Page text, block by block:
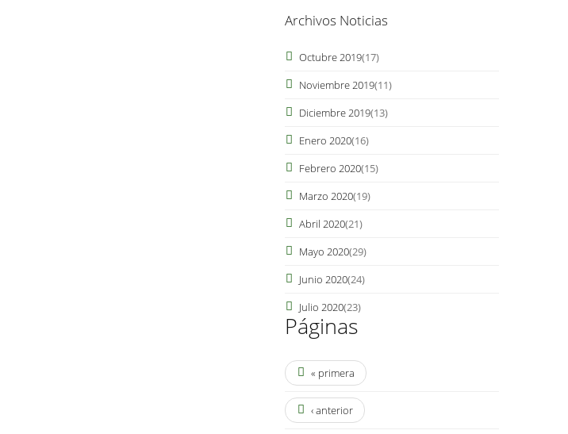
Archivos Noticias
Octubre 2019(17)
Noviembre 2019(11)
Diciembre 2019(13)
Enero 2020(16)
Febrero 2020(15)
Marzo 2020(19)
Abril 2020(21)
Mayo 2020(29)
Junio 2020(24)
Julio 2020(23)
Páginas
« primera
‹ anterior